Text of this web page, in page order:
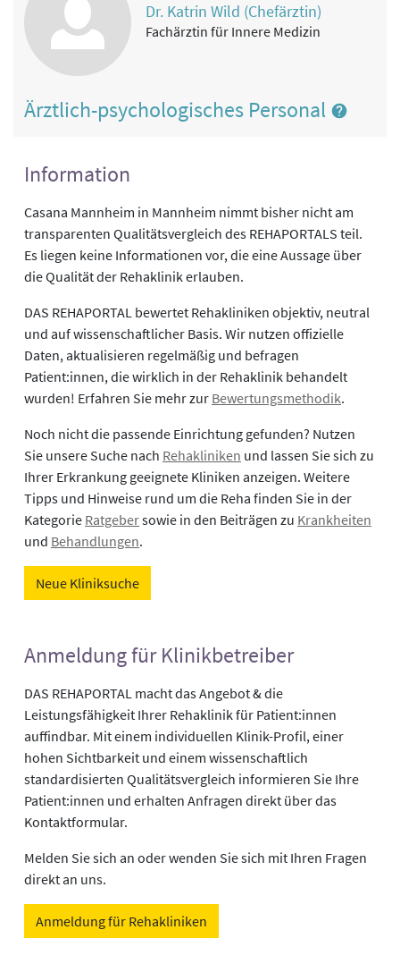
Dr. Katrin Wild (Chefärztin)
Fachärztin für Innere Medizin
Ärztlich-psychologisches Personal
Information
Casana Mannheim in Mannheim nimmt bisher nicht am
transparenten Qualitätsvergleich des REHAPORTALS teil.
Es liegen keine Informationen vor, die eine Aussage über
die Qualität der Rehaklinik erlauben.
DAS REHAPORTAL bewertet Rehakliniken objektiv, neutral
und auf wissenschaftlicher Basis. Wir nutzen offizielle
Daten, aktualisieren regelmäßig und befragen
Patient:innen, die wirklich in der Rehaklinik behandelt
wurden! Erfahren Sie mehr zur Bewertungsmethodik.
Noch nicht die passende Einrichtung gefunden? Nutzen
Sie unsere Suche nach Rehakliniken und lassen Sie sich zu
Ihrer Erkrankung geeignete Kliniken anzeigen. Weitere
Tipps und Hinweise rund um die Reha finden Sie in der
Kategorie Ratgebersowie in den Beiträgen zu Krankheiten
und Behandlungen.
Neue Kliniksuche
Anmeldung für Klinikbetreiber
DAS REHAPORTAL macht das Angebot & die
Leistungsfähigkeit Ihrer Rehaklinik für Patient:innen
auffindbar. Mit einem individuellen Klinik-Profil, einer
hohen Sichtbarkeit und einem wissenschaftlich
standardisierten Qualitätsvergleich informieren Sie Ihre
Patient:innen und erhalten Anfragen direkt über das
Kontaktformular.
Melden Sie sich an oder wenden Sie sich mit Ihren Fragen
direkt an uns.
Anmeldung für Rehakliniken